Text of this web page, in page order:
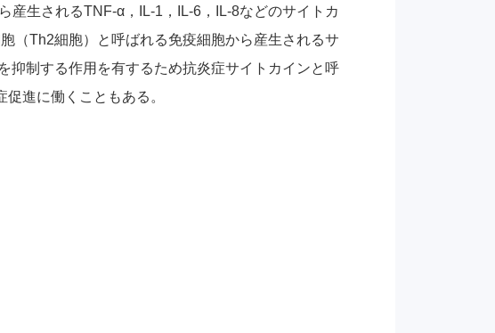
産生されるTNF-α，IL-1，IL-6，IL-8などのサイトカ
（Th2細胞）と呼ばれる免疫細胞から産生されるサ
抑制する作用を有するため抗炎症サイトカインと呼
進に働くこともある。